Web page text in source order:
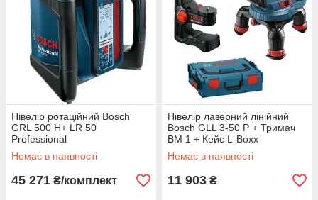
Нівелір ротаційний Bosch
GRL 500 H+ LR 50
Professional
Немає в наявності
45 271 ₴/комплект
Нівелір лазерний лінійний
Bosch GLL 3-50 Р + Тримач
BM 1 + Кейс L-Boxx
Немає в наявності
11 903 ₴